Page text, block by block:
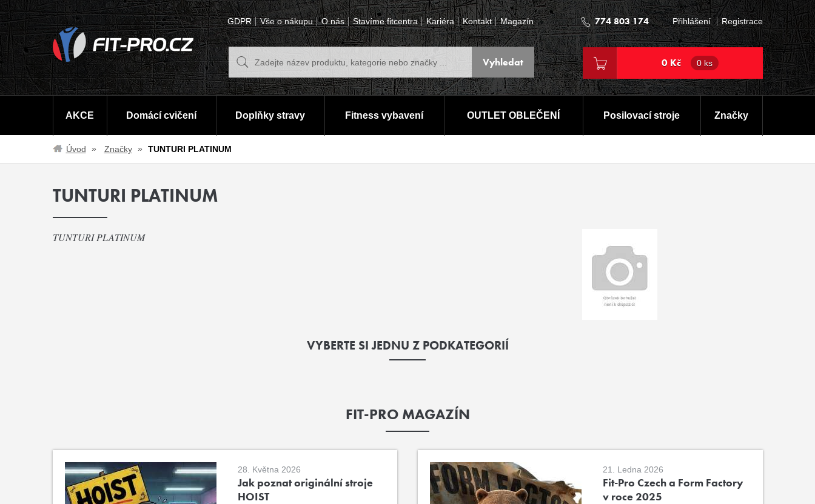
GDPR Vše o nákupu O nás Stavíme fitcentra Kariéra Kontakt Magazín 774 803 174 Přihlášení Registrace
0 Kč 0 ks
AKCE Domácí cvičení Doplňky stravy Fitness vybavení OUTLET OBLEČENÍ Posilovací stroje Značky
Úvod Značky TUNTURI PLATINUM
TUNTURI PLATINUM
TUNTURI PLATINUM
VYBERTE SI JEDNU Z PODKATEGORIÍ
FIT-PRO MAGAZÍN
28. Května 2026
Jak poznat originální stroje
HOIST
21. Ledna 2026
Fit-Pro Czech a Form Factory
v roce 2025